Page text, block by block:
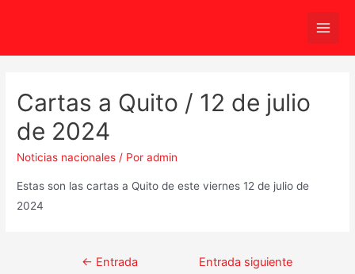
Main
Cartas a Quito / 12 de julio
de 2024
Noticias nacionales / Poradmin
Estas son las cartas a Quito de este viernes 12 de julio de
2024
Navegación
← Entrada
Entrada siguiente